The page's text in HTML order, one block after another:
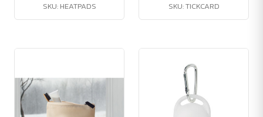
SKU: HEATPADS SKU: TICKCARD